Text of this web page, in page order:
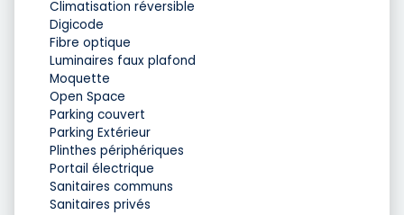
Climatisation réversible
Digicode
Fibre optique
Luminaires faux plafond
Moquette
Open Space
Parking couvert
Parking Extérieur
Plinthes périphériques
Portail électrique
Sanitaires communs
Sanitaires privés